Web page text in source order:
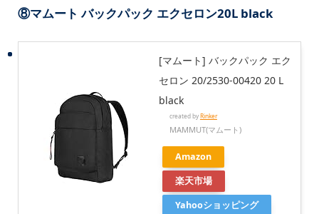
⑧マムート バックパック エクセロン20L black
[マムート] バックパック エク
セロン 20/2530-00420 20 L
black
created byRinker
MAMMUT(マムート)
Amazon
楽天市場
Yahooショッピング